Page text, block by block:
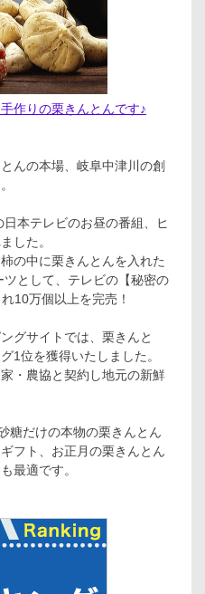
作りの栗きんとんです♪
んの本場、岐阜中津川の創
日本テレビのお昼の番組、ヒ
した。
の中に栗きんとんを入れた
として、テレビの【秘密の
10万個以上を完売！
グサイトでは、栗きんと
1位を獲得いたしました。
・農協と契約し地元の新鮮
糖だけの本物の栗きんとん
フト、お正月の栗きんとん
最適です。